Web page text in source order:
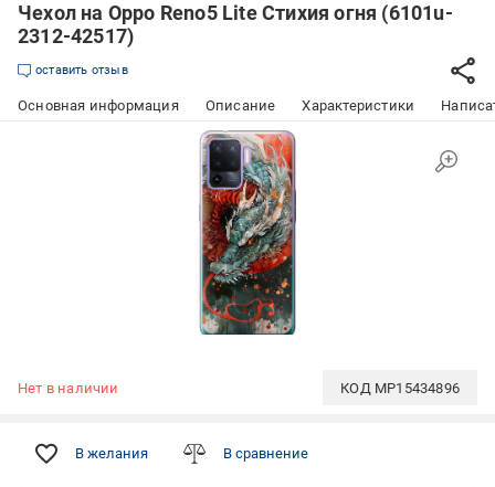
Чехол на Oppo Reno5 Lite Стихия огня (6101u-
2312-42517)
оставить отзыв
Основная информация Описание Характеристики
Нет в наличии КОД MP15434896
В желания В сравнение